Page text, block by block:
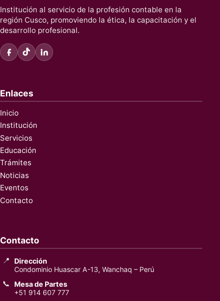
Institución al servicio de la profesión contable en la
región Cusco, promoviendo la ética, la capacitación y el
desarrollo profesional.
Enlaces
Inicio
Institución
Servicios
Educación
Trámites
Noticias
Eventos
Contacto
Contacto
📍
Dirección
Condominio Huascar A-13, Wanchaq – Perú
📞
Mesa de Partes
+51 914 607 777